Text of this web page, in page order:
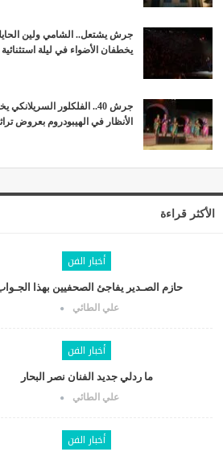
جرش يشتعل.. الشامي ولين
يخطفان الأضواء في ليلة استثنائية
جرش 40.. الفلكلور
الأنظار في الهيبودروم بعروض
الأكثر قراءة
أخبار الفن
حازم الصـدير يفاجئ الصحفيين بهذا
علي الطائي
أخبار الفن
ما ردلي جديد الفنان نصر البحار
علي الطائي
أخبار الفن